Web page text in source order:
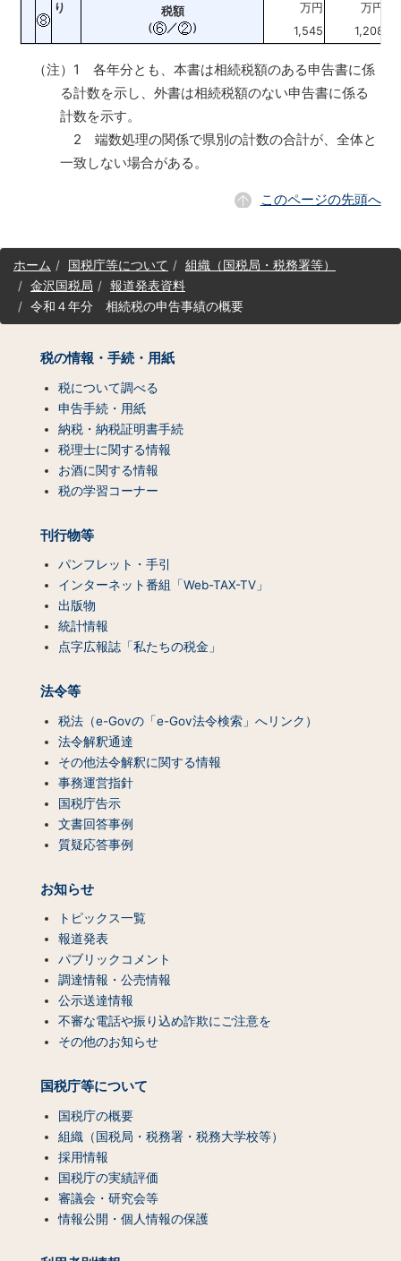
り
税額
（
／ ）
万円
万円
1,545
1,208
（注）1 各年分とも、本書は相続税額のある申告書に係
る計数を示し、外書は相続税額のない申告書に係る
計数を示す。
2 端数処理の関係で県別の計数の合計が、全体と
一致しない場合がある。
このページの先頭へ
サ
イホーム 国税庁等について
組織（国税局・税務署等）
金沢国税局
報道発表資料
令和４年分 相続税の申告事績の概要
税の情報・手続・用紙
税について調べる
申告手続・用紙
納税・納税証明書手続
税理士に関する情報
お酒に関する情報
税の学習コーナー
刊行物等
パンフレット・手引
インターネット番組「Web-TAX-TV」
出版物
統計情報
点字広報誌「私たちの税金」
法令等
税法（e-Govの「e-Gov法令検索」へリンク）
法令解釈通達
その他法令解釈に関する情報
事務運営指針
国税庁告示
文書回答事例
質疑応答事例
お知らせ
トピックス一覧
報道発表
パブリックコメント
調達情報・公売情報
公示送達情報
不審な電話や振り込め詐欺にご注意を
その他のお知らせ
国税庁等について
国税庁の概要
組織（国税局・税務署・税務大学校等）
採用情報
国税庁の実績評価
審議会・研究会等
情報公開・個人情報の保護